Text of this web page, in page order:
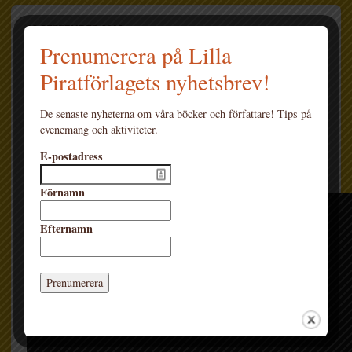
28 SEPTEMBER 2016
Boktrailer: Det magiska
hjärtat av Kristina
Ohlsson
Prenumerera på Lilla
Piratförlagets nyhetsbrev!
De senaste nyheterna om våra böcker och författare! Tips på
evenemang och aktiviteter.
E-postadress
Förnamn
Efternamn